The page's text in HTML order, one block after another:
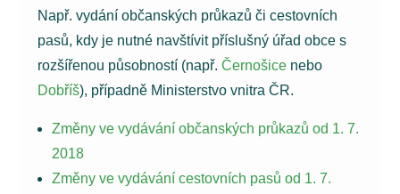
Např. vydání občanských průkazů či cestovních
pasů, kdy je nutné navštívit příslušný úřad obce s
rozšířenou působností (např. Černošicenebo
Dobříš), případně Ministerstvo vnitra ČR.
Změny ve vydávání občanských průkazů od 1. 7.
2018
Změny ve vydávání cestovních pasů od 1. 7.